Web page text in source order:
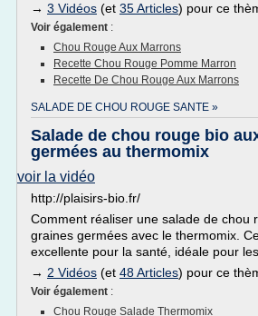
→ 3 Vidéos (et 35 Articles) pour ce
Voir également :
Chou Rouge Aux Marrons
Recette Chou Rouge Pomme Marron
Recette De Chou Rouge Aux Marrons
SALADE DE CHOU ROUGE SANTE »
Salade de chou rouge bio
germées au thermomix
voir la vidéo
http://plaisirs-bio.fr/
Comment réaliser une salade de chou
graines germées avec le thermomix.
excellente pour la santé, idéale pour
→ 2 Vidéos (et 48 Articles) pour ce
Voir également :
Chou Rouge Salade Thermomix